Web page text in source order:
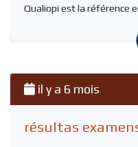
Qualiopi est la référence
il y a 6 mois
résultas